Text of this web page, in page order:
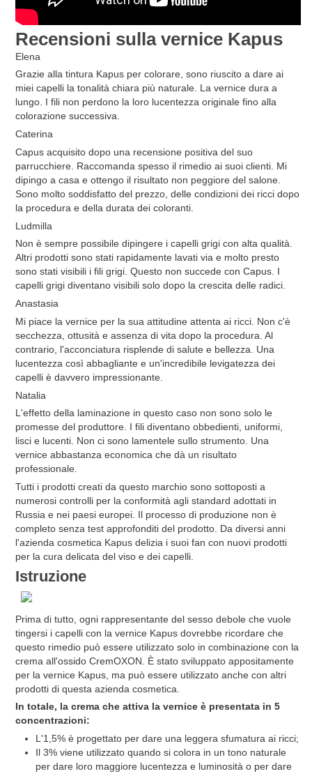
Recensioni sulla vernice Kapus
Elena
Grazie alla tintura Kapus per colorare, sono riuscito a dare ai
miei capelli la tonalità chiara più naturale. La vernice dura a
lungo. I fili non perdono la loro lucentezza originale fino alla
colorazione successiva.
Caterina
Capus acquisito dopo una recensione positiva del suo
parrucchiere. Raccomanda spesso il rimedio ai suoi clienti. Mi
dipingo a casa e ottengo il risultato non peggiore del salone.
Sono molto soddisfatto del prezzo, delle condizioni dei ricci dopo
la procedura e della durata dei coloranti.
Ludmilla
Non è sempre possibile dipingere i capelli grigi con alta qualità.
Altri prodotti sono stati rapidamente lavati via e molto presto
sono stati visibili i fili grigi. Questo non succede con Capus. I
capelli grigi diventano visibili solo dopo la crescita delle radici.
Anastasia
Mi piace la vernice per la sua attitudine attenta ai ricci. Non c'è
secchezza, ottusità e assenza di vita dopo la procedura. Al
contrario, l'acconciatura risplende di salute e bellezza. Una
lucentezza così abbagliante e un'incredibile levigatezza dei
capelli è davvero impressionante.
Natalia
L'effetto della laminazione in questo caso non sono solo le
promesse del produttore. I fili diventano obbedienti, uniformi,
lisci e lucenti. Non ci sono lamentele sullo strumento. Una
vernice abbastanza economica che dà un risultato
professionale.
Tutti i prodotti creati da questo marchio sono sottoposti a
numerosi controlli per la conformità agli standard adottati in
Russia e nei paesi europei. Il processo di produzione non è
completo senza test approfonditi del prodotto. Da diversi anni
l'azienda cosmetica Kapus delizia i suoi fan con nuovi prodotti
per la cura delicata del viso e dei capelli.
Istruzione
Prima di tutto, ogni rappresentante del sesso debole che vuole
tingersi i capelli con la vernice Kapus dovrebbe ricordare che
questo rimedio può essere utilizzato solo in combinazione con la
crema all'ossido CremOXON. È stato sviluppato appositamente
per la vernice Kapus, ma può essere utilizzato anche con altri
prodotti di questa azienda cosmetica.
In totale, la crema che attiva la vernice è presentata in 5
concentrazioni:
L'1,5% è progettato per dare una leggera sfumatura ai ricci;
Il 3% viene utilizzato quando si colora in un tono naturale
per dare loro maggiore lucentezza e luminosità o per dare